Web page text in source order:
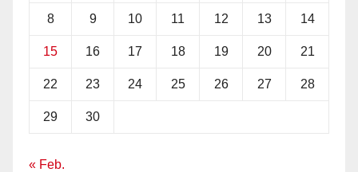
8 9 10 11 12 13 14
15 16 17 18 19 20 21
22 23 24 25 26 27 28
29 30
« Feb.